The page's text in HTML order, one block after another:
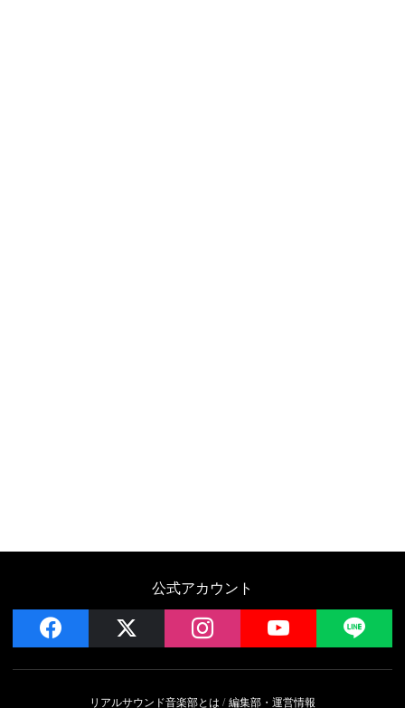
公式アカウント
facebook instagram YouTube
リアルサウンド音楽部とは 編集部・運営情報